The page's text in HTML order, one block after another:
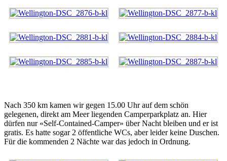
Nach 350 km kamen wir gegen 15.00 Uhr auf dem schön
gelegenen, direkt am Meer liegenden Camperparkplatz an. Hier
dürfen nur «Self-Contained-Camper» über Nacht bleiben und er ist
gratis. Es hatte sogar 2 öffentliche WCs, aber leider keine Duschen.
Für die kommenden 2 Nächte war das jedoch in Ordnung.